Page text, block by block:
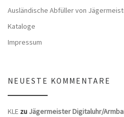
Ausländische Abfüller von
Kataloge
Impressum
NEUESTE KOMMENTARE
KLE zu Jägermeister Digitaluhr/